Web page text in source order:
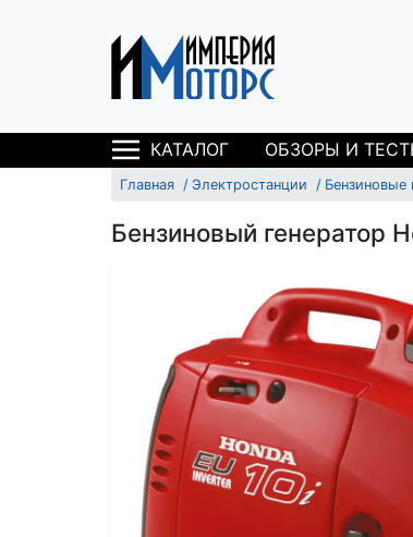
КАТАЛОГ ОБЗОРЫ И
Главная Электростанции Бензиновые
Бензиновый генератор